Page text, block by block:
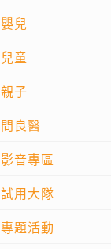
嬰兒
兒童
親子
問良醫
影音專區
試用大隊
專題活動